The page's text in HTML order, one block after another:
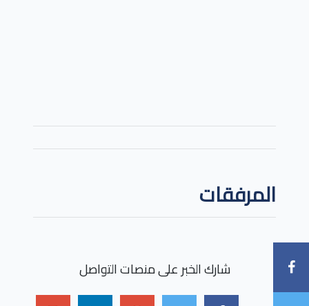
المرفقات
شارك الخبر على منصات التواصل